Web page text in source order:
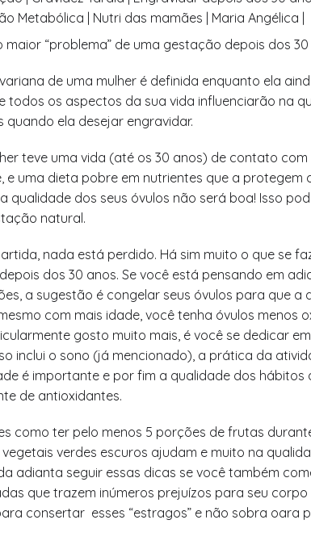
maior “problema” de uma gestação depois dos 30
de uma mulher é definida enquanto ela
todos os aspectos da sua vida influenciarão na
quando ela desejar engravidar.
teve uma vida (até os 30 anos) de contato
e uma dieta pobre em nutrientes que a protegem
qualidade dos seus óvulos não será boa! Isso
natural.
nada está perdido. Há sim muito o que se
dos 30 anos. Se você está pensando em
a sugestão é congelar seus óvulos para que a
com mais idade, você tenha óvulos menos
gosto muito mais, é você se dedicar
inclui o sono (já mencionado), a prática da
é importante e por fim a qualidade dos hábitos
de antioxidantes.
como ter pelo menos 5 porções de frutas
verdes escuros ajudam e muito na
adianta seguir essas dicas se você também
que trazem inúmeros prejuízos para seu
consertar esses “estragos” e não sobra oara